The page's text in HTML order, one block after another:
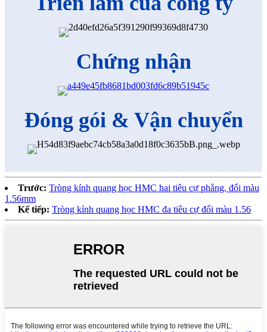
Chứng nhận
Đóng gói & Vận chuyển
Trước: Tròng kính quang học HMC hai tiêu cự phẳng, đổi màu
1.56mm
Kế tiếp: Tròng kính quang học HMC đa tiêu cự đổi màu 1.56